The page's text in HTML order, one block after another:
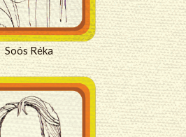
Soós Réka